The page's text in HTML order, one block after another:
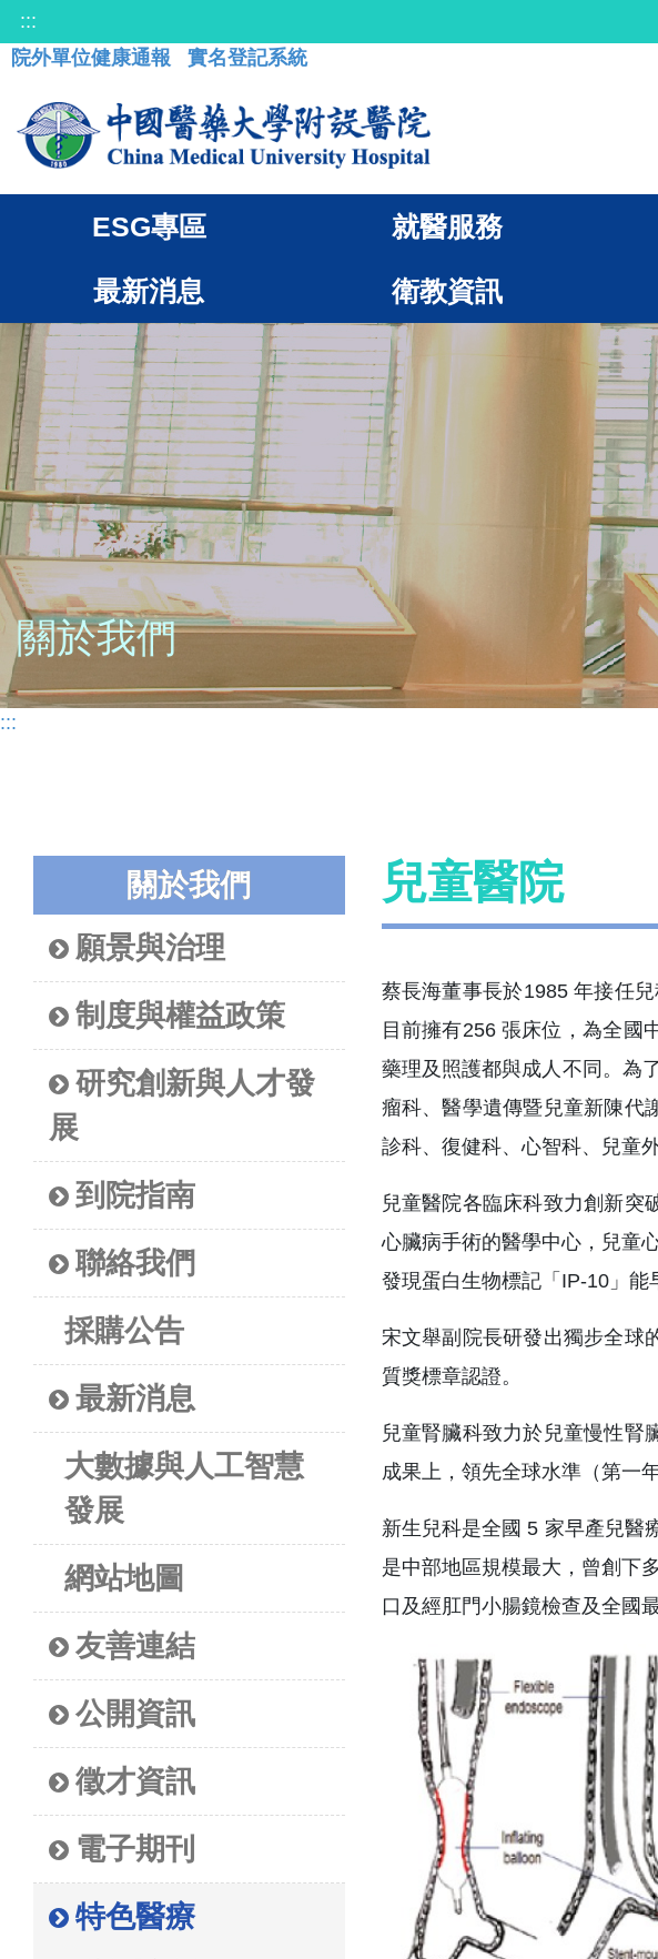
:::
院外單位健康通報
實名登記系統
ESG專區 就醫服務
最新消息 衛教資訊
關於我們
:::
關於我們
願景與治理
制度與權益政策
研究創新與人才發
展
到院指南
聯絡我們
採購公告
最新消息
大數據與人工智慧
發展
網站地圖
友善連結
公開資訊
徵才資訊
電子期刊
特色醫療
兒童醫院
蔡長海董事長於1985 年接任
目前擁有256 張床位，為全國
藥理及照護都與成人不同。為
瘤科、醫學遺傳暨兒童新陳代
診科、復健科、心智科、兒童
兒童醫院各臨床科致力創新突
心臟病手術的醫學中心，兒童
發現蛋白生物標記「IP-10」能
宋文舉副院長研發出獨步全球
質獎標章認證。
兒童腎臟科致力於兒童慢性腎
成果上，領先全球水準（第一
新生兒科是全國 5 家早產兒醫
是中部地區規模最大，曾創下
口及經肛門小腸鏡檢查及全國